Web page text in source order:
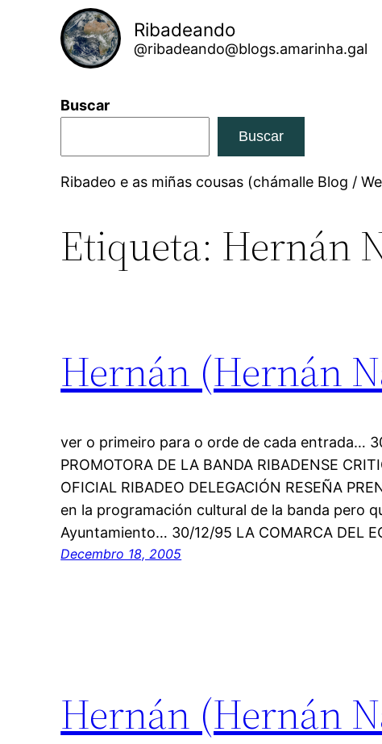
Ribadeando
@ribadeando@blogs.amarinha.gal
Buscar
Buscar
Ribadeo e as miñas cousas (chámalle Blog /
Etiqueta: Hernán
Hernán (Hernán
ver o primeiro para o orde de cada entrada…
PROMOTORA DE LA BANDA RIBADENSE
OFICIAL RIBADEO DELEGACIÓN RESEÑA
en la programación cultural de la banda pero
Ayuntamiento… 30/12/95 LA COMARCA DEL
Decembro 18, 2005
Hernán (Hernán